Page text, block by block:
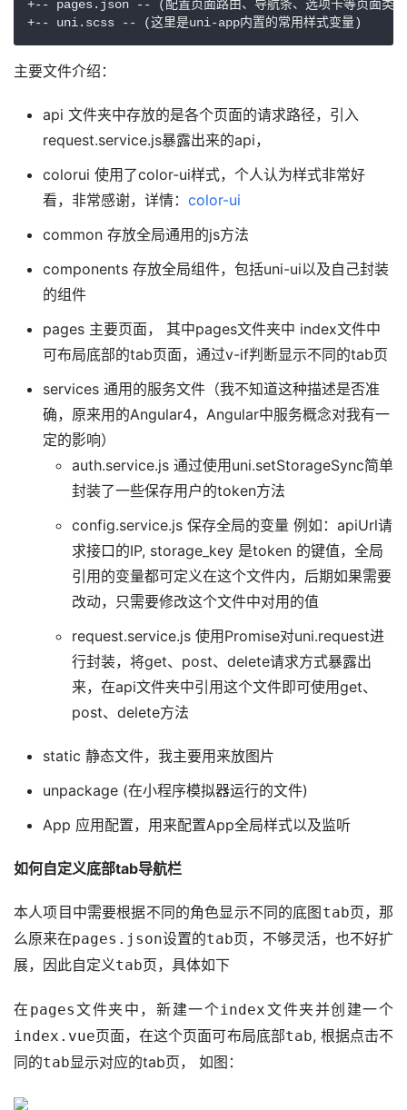
+-- pages.json -- (配置页面路由、导航条、选项卡等页面类
+-- uni.scss -- (这里是uni-app内置的常用样式变量)
主要文件介绍：
api 文件夹中存放的是各个页面的请求路径，引入
request.service.js暴露出来的api，
colorui 使用了color-ui样式，个人认为样式非常好
看，非常感谢，详情： color-ui
common 存放全局通用的js方法
components 存放全局组件，包括uni-ui以及自己封装
的组件
pages 主要页面， 其中pages文件夹中 index文件中
可布局底部的tab页面，通过v-if判断显示不同的tab页
services 通用的服务文件（我不知道这种描述是否准
确，原来用的Angular4，Angular中服务概念对我有一
定的影响）
auth.service.js 通过使用uni.setStorageSync简单
封装了一些保存用户的token方法
config.service.js 保存全局的变量 例如：apiUrl请
求接口的IP, storage_key 是token 的键值，全局
引用的变量都可定义在这个文件内，后期如果需要
改动，只需要修改这个文件中对用的值
request.service.js 使用Promise对uni.request进
行封装，将get、post、delete请求方式暴露出
来，在api文件夹中引用这个文件即可使用get、
post、delete方法
static 静态文件，我主要用来放图片
unpackage (在小程序模拟器运行的文件)
App 应用配置，用来配置App全局样式以及监听
如何自定义底部tab导航栏
本人项目中需要根据不同的角色显示不同的底图tab页，那
么原来在pages.json设置的tab页，不够灵活，也不好扩
展，因此自定义tab页，具体如下
在 pages文件夹中，新建一个index文件夹并创建一个
index.vue页面，在这个页面可布局底部tab, 根据点击不
同的tab显示对应的tab页， 如图：